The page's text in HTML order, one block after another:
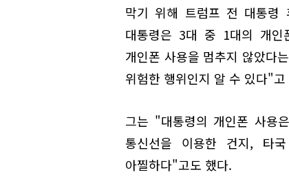
막기 위해 트럼프 전 대통령
대통령은 3대 중 1대의 개인
개인폰 사용을 멈추지 않았다
위험한 행위인지 알 수 있다"고
그는 "대통령의 개인폰 사용
통신선을 이용한 건지, 타
아찔하다"고도 했다.